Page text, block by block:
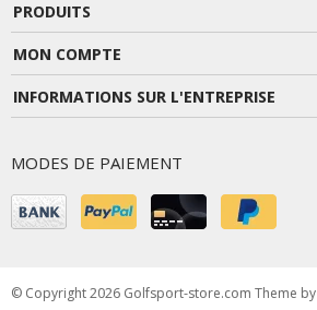
PRODUITS
MON COMPTE
INFORMATIONS SUR L'ENTREPRISE
MODES DE PAIEMENT
© Copyright 2026 Golfsport-store.com Theme by